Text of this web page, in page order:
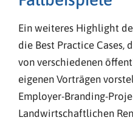
Ein weiteres Highlight
die Best Practice Cases,
von verschiedenen
eigenen Vorträgen
Employer-Branding-
Landwirtschaftlichen